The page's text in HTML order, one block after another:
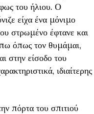
του ήλιου. Ο
είχα ένα μόνιμο
στρωμένο έφτανε και
όπως τον θυμάμαι,
στην είσοδο του
ιδιαίτερης
πόρτα του σπιτιού